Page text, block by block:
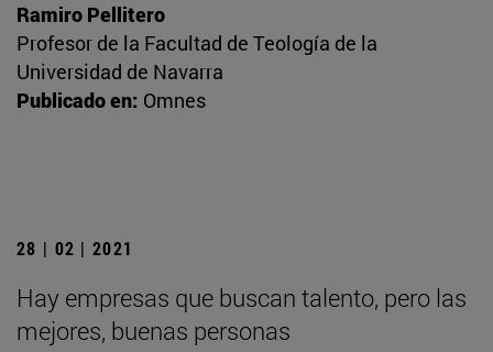
Ramiro Pellitero
Profesor de la Facultad de Teología de la
Universidad de Navarra
Publicado en: Omnes
28 | 02 | 2021
Hay empresas que buscan talento, pero las
mejores, buenas personas